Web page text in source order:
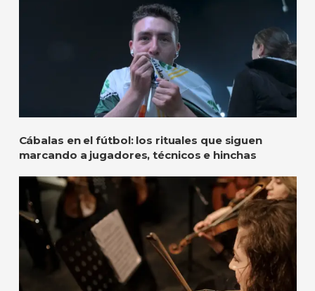
Cábalas en el fútbol: los rituales que siguen
marcando a jugadores, técnicos e hinchas